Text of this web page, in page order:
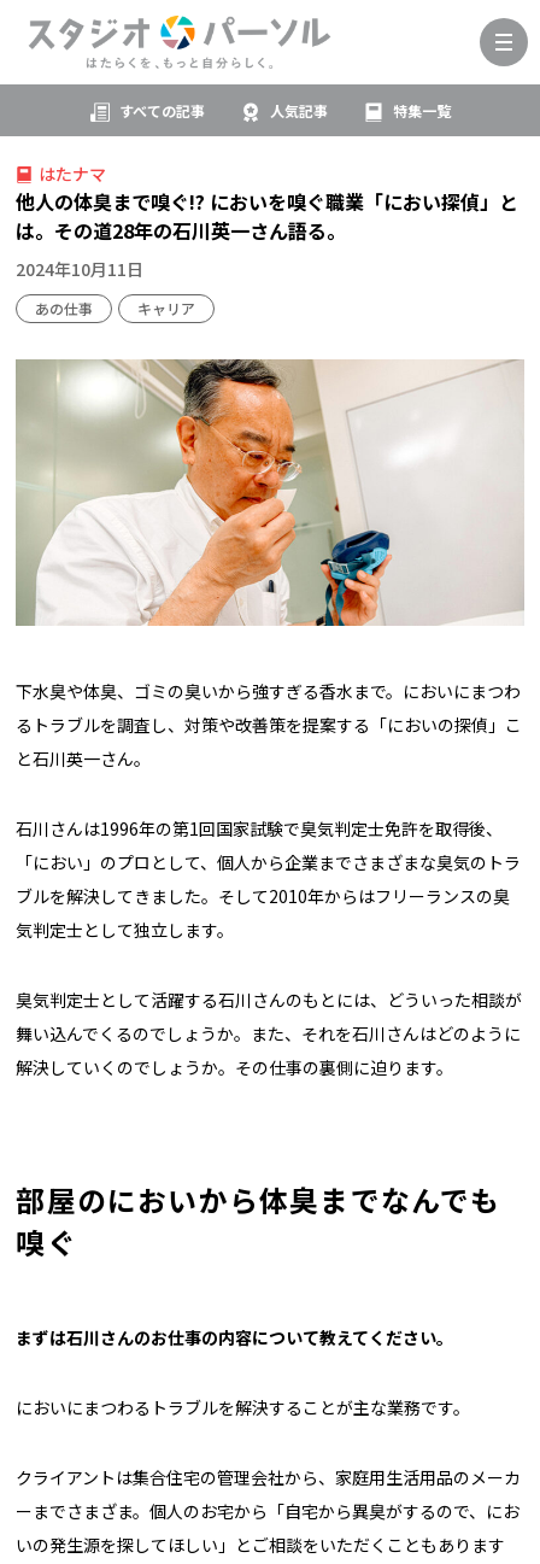
すべての記事 人気記事 特集一覧
はたナマ
他人の体臭まで嗅ぐ!? においを嗅ぐ職業「におい探偵」と
は。その道28年の石川英一さん語る。
2024年10月11日
あの仕事 キャリア
下水臭や体臭、ゴミの臭いから強すぎる香水まで。においにまつわ
るトラブルを調査し、対策や改善策を提案する「においの探偵」こ
と石川英一さん。
石川さんは1996年の第1回国家試験で臭気判定士免許を取得後、
「におい」のプロとして、個人から企業までさまざまな臭気のトラ
ブルを解決してきました。そして2010年からはフリーランスの臭
気判定士として独立します。
臭気判定士として活躍する石川さんのもとには、どういった相談が
舞い込んでくるのでしょうか。また、それを石川さんはどのように
解決していくのでしょうか。その仕事の裏側に迫ります。
部屋のにおいから体臭までなんでも
嗅ぐ
――まずは石川さんのお仕事の内容について教えてください。
においにまつわるトラブルを解決することが主な業務です。
クライアントは集合住宅の管理会社から、家庭用生活用品のメーカ
ーまでさまざま。個人のお宅から「自宅から異臭がするので、にお
いの発生源を探してほしい」とご相談をいただくこともあります